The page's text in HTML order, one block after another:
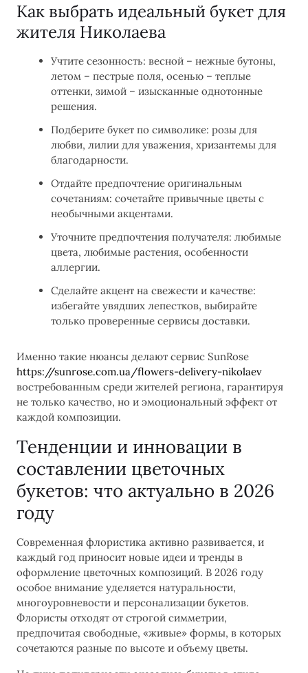
Как выбрать идеальный букет для
жителя Николаева
Учтите сезонность: весной – нежные бутоны,
летом – пестрые поля, осенью – теплые
оттенки, зимой – изысканные однотонные
решения.
Подберите букет по символике: розы для
любви, лилии для уважения, хризантемы для
благодарности.
Отдайте предпочтение оригинальным
сочетаниям: сочетайте привычные цветы с
необычными акцентами.
Уточните предпочтения получателя: любимые
цвета, любимые растения, особенности
аллергии.
Сделайте акцент на свежести и качестве:
избегайте увядших лепестков, выбирайте
только проверенные сервисы доставки.
Именно такие нюансы делают сервис SunRose
https://sunrose.com.ua/flowers-delivery-nikolaev
востребованным среди жителей региона, гарантируя
не только качество, но и эмоциональный эффект от
каждой композиции.
Тенденции и инновации в
составлении цветочных
букетов: что актуально в 2026
году
Современная флористика активно развивается, и
каждый год приносит новые идеи и тренды в
оформление цветочных композиций. В 2026 году
особое внимание уделяется натуральности,
многоуровневости и персонализации букетов.
Флористы отходят от строгой симметрии,
предпочитая свободные, «живые» формы, в которых
сочетаются разные по высоте и объему цветы.